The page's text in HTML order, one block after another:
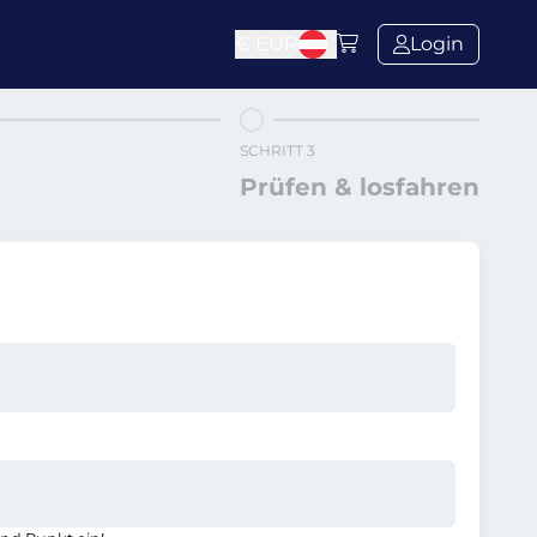
Login
SCHRITT 3
Prüfen & losfahren